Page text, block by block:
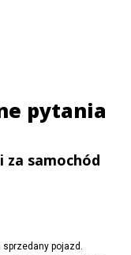
pytania
za samochód
sprzedany pojazd.